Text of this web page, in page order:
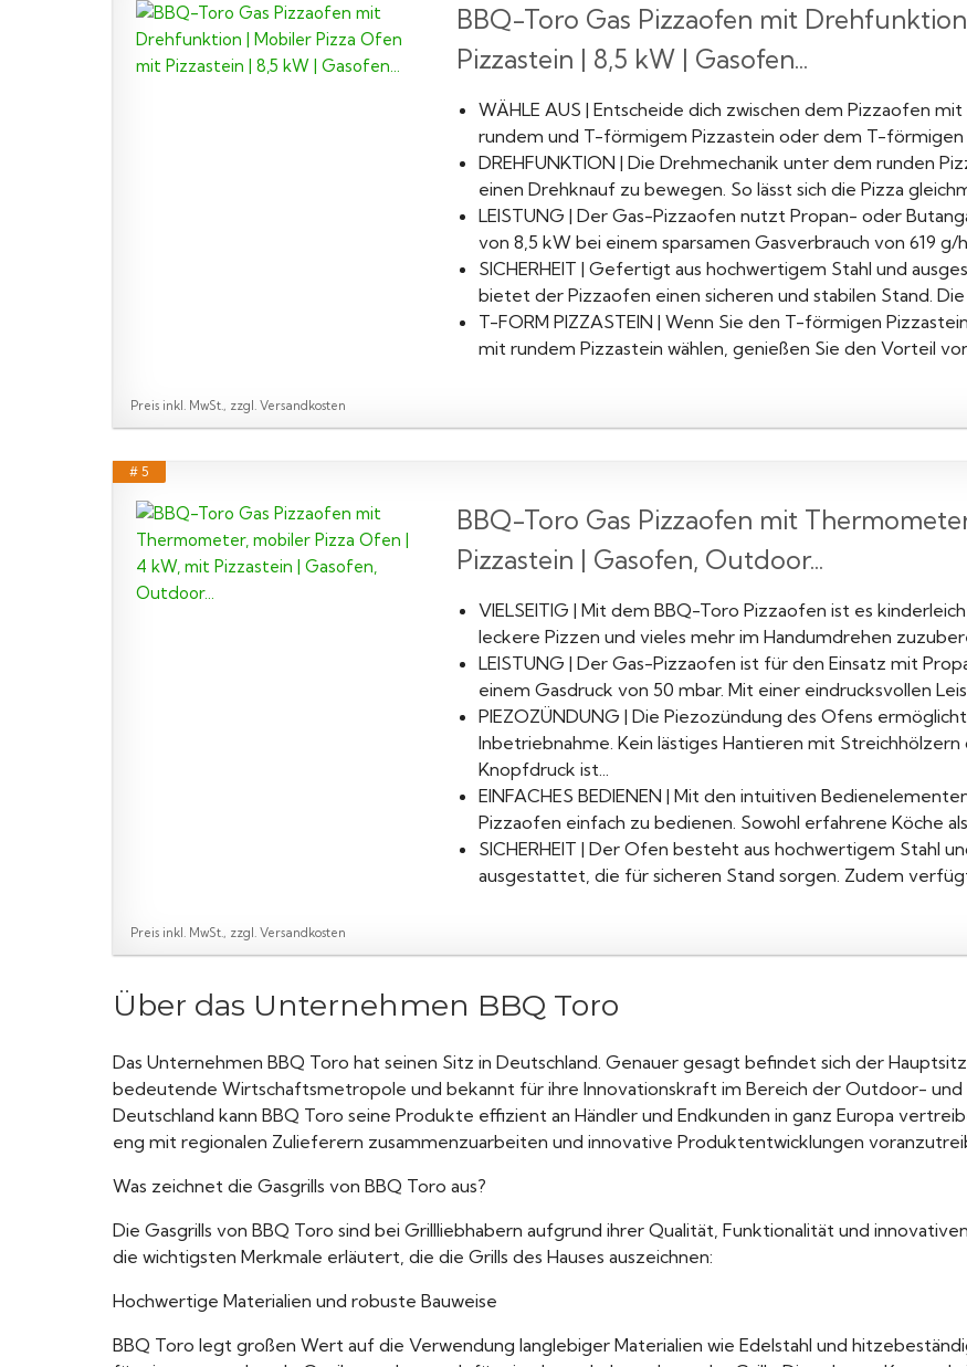
BBQ-Toro Gas Pizzaofen mit
Pizzastein | 8,5 kW | Gasofen...
WÄHLE AUS | Entscheide dich zwischen dem Pizzaofen
rundem und T-förmigem Pizzastein oder dem T-
DREHFUNKTION | Die Drehmechanik unter dem runden
einen Drehknauf zu bewegen. So lässt sich die Pizza
LEISTUNG | Der Gas-Pizzaofen nutzt Propan- oder
von 8,5 kW bei einem sparsamen Gasverbrauch von 619
SICHERHEIT | Gefertigt aus hochwertigem Stahl und
bietet der Pizzaofen einen sicheren und stabilen Stand.
T-FORM PIZZASTEIN | Wenn Sie den T-förmigen
mit rundem Pizzastein wählen, genießen Sie den Vorteil
Preis inkl. MwSt., zzgl. Versandkosten
# 5
BBQ-Toro Gas Pizzaofen mit
Pizzastein | Gasofen, Outdoor...
VIELSEITIG | Mit dem BBQ-Toro Pizzaofen ist es
leckere Pizzen und vieles mehr im Handumdrehen
LEISTUNG | Der Gas-Pizzaofen ist für den Einsatz mit
einem Gasdruck von 50 mbar. Mit einer eindrucksvollen
PIEZOZÜNDUNG | Die Piezozündung des Ofens
Inbetriebnahme. Kein lästiges Hantieren mit
Knopfdruck ist...
EINFACHES BEDIENEN | Mit den intuitiven
Pizzaofen einfach zu bedienen. Sowohl erfahrene Köche
SICHERHEIT | Der Ofen besteht aus hochwertigem Stahl
ausgestattet, die für sicheren Stand sorgen. Zudem
Preis inkl. MwSt., zzgl. Versandkosten
Über das Unternehmen BBQ Toro
Das Unternehmen BBQ Toro hat seinen Sitz in Deutschland. Genauer gesagt befindet sich der
bedeutende Wirtschaftsmetropole und bekannt für ihre Innovationskraft im Bereich der Outdoor- und
Deutschland kann BBQ Toro seine Produkte effizient an Händler und Endkunden in ganz Europa
eng mit regionalen Zulieferern zusammenzuarbeiten und innovative Produktentwicklungen
Was zeichnet die Gasgrills von BBQ Toro aus?
Die Gasgrills von BBQ Toro sind bei Grillliebhabern aufgrund ihrer Qualität, Funktionalität und
die wichtigsten Merkmale erläutert, die die Grills des Hauses auszeichnen:
Hochwertige Materialien und robuste Bauweise
BBQ Toro legt großen Wert auf die Verwendung langlebiger Materialien wie Edelstahl und